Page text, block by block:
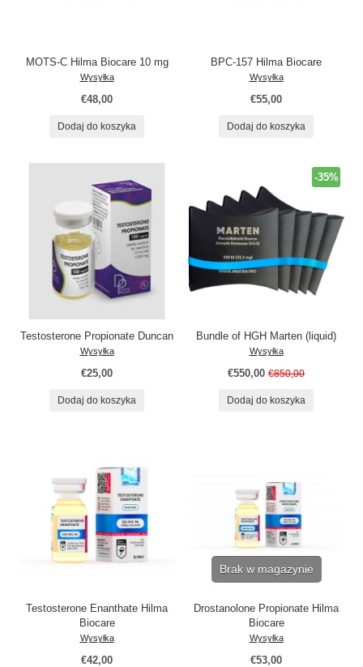
MOTS-C Hilma Biocare 10 mg
Wysyłka
€48,00
Dodaj do koszyka
BPC-157 Hilma Biocare
Wysyłka
€55,00
Dodaj do koszyka
Testosterone Propionate Duncan
Wysyłka
€25,00
Dodaj do koszyka
Bundle of HGH Marten (liquid)
Wysyłka
€550,00 €850,00
-35%
Dodaj do koszyka
Testosterone Enanthate Hilma
Biocare
Wysyłka
€42,00
Brak w magazynie
Drostanolone Propionate Hilma
Biocare
Wysyłka
€53,00